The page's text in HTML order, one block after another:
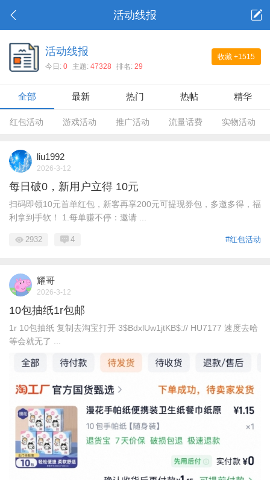
活动线报
收藏 +1515
活动线报
今日: 0 主题: 47328 排名: 29
全部 最新 热门 热帖 精华
红包活动 游戏活动 推广活动 流量话费 实物活动
liu1992
2026-3-12
每日破0，新用户立得 10元
扫码即领10元首单红包，新客再享200元可提现券包，多邀多得，福
利拿到手软！ 1.每单赚不停：邀请 ...
#红包活动
2932 4
耀哥
2026-3-12
10包抽纸1r包邮
1r 10包抽纸 复制去淘宝打开 3$BdxlUw1jtKB$:// HU7177 速度去哈
等会就无了 ...